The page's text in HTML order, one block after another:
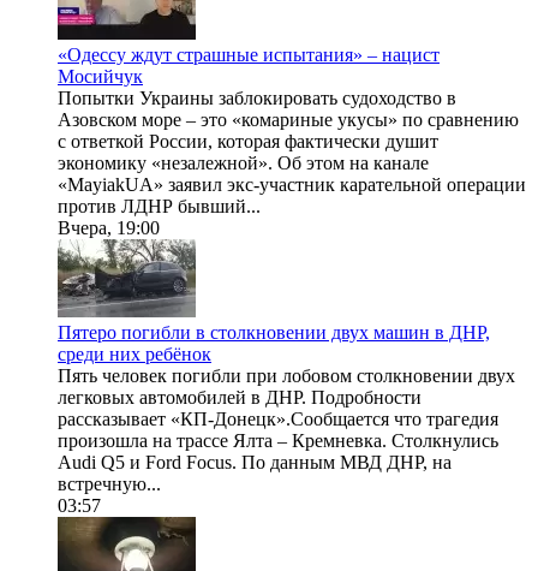
«Одессу ждут страшные испытания» – нацист
Мосийчук
Попытки Украины заблокировать судоходство в
Азовском море – это «комариные укусы» по сравнению
с ответкой России, которая фактически душит
экономику «незалежной». Об этом на канале
«MayiakUA» заявил экс-участник карательной операции
против ЛДНР бывший...
Вчера, 19:00
Пятеро погибли в столкновении двух машин в ДНР,
среди них ребёнок
Пять человек погибли при лобовом столкновении двух
легковых автомобилей в ДНР. Подробности
рассказывает «КП-Донецк».Сообщается что трагедия
произошла на трассе Ялта – Кремневка. Столкнулись
Audi Q5 и Ford Focus. По данным МВД ДНР, на
встречную...
03:57